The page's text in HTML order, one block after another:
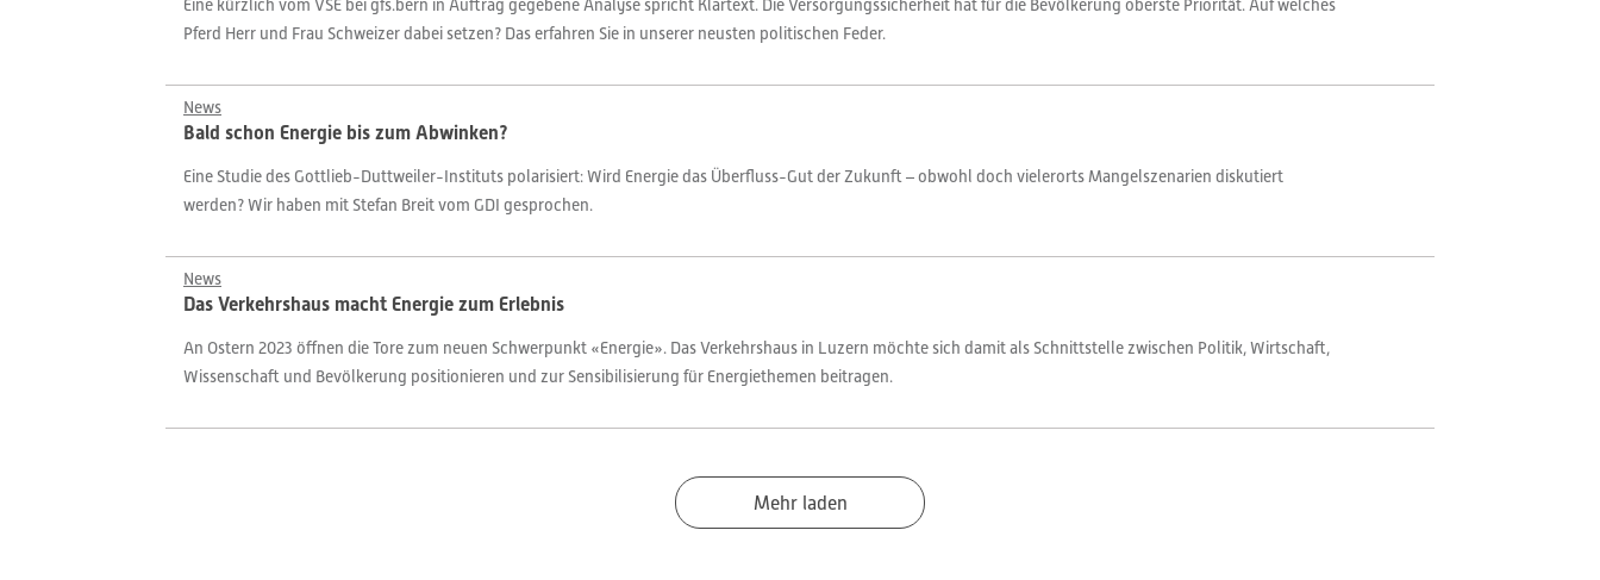
Eine kürzlich vom VSE bei gfs.bern in Auftrag gegebene Analyse spricht Klartext. Die Versorgungssicherheit hat für die Bevölkerung oberste Priorität. Auf welches
Pferd Herr und Frau Schweizer dabei setzen? Das erfahren Sie in unserer neusten politischen Feder.
News
Bald schon Energie bis zum Abwinken?
Eine Studie des Gottlieb-Duttweiler-Instituts polarisiert: Wird Energie das Überfluss-Gut der Zukunft – obwohl doch vielerorts Mangelszenarien diskutiert
werden? Wir haben mit Stefan Breit vom GDI gesprochen.
News
Das Verkehrshaus macht Energie zum Erlebnis
An Ostern 2023 öffnen die Tore zum neuen Schwerpunkt «Energie». Das Verkehrshaus in Luzern möchte sich damit als Schnittstelle zwischen Politik, Wirtschaft,
Wissenschaft und Bevölkerung positionieren und zur Sensibilisierung für Energiethemen beitragen.
Mehr laden